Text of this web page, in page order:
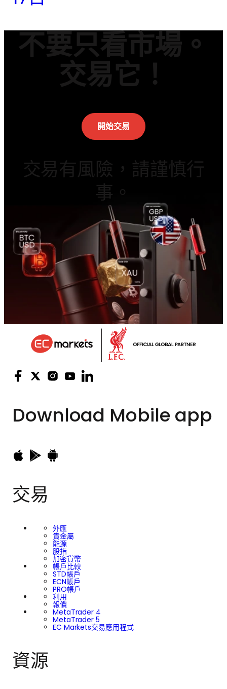
不要只看市場。
交易它！
開始交易
交易有風險，請謹慎行
事。
Download Mobile app
交易
外匯
貴金屬
能源
股指
加密貨幣
帳戶比較
STD帳戶
ECN帳戶
PRO帳戶
利用
報價
MetaTrader 4
MetaTrader 5
EC Markets交易應用程式
資源